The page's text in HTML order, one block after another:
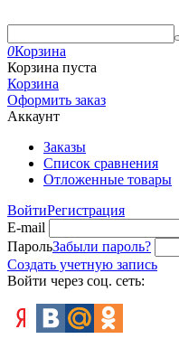
0Корзина
Корзина пуста
Корзина
Оформить заказ
Аккаунт
Заказы
Список сравнения
Отложенные товары
ВойтиРегистрация
E-mail
ПарольЗабыли пароль?
Создать учетную запись
Войти через соц. сеть: